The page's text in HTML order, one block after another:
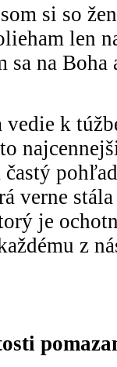
si so
len
sa na Boha
vedie k
častý
verne
je
z